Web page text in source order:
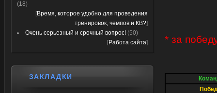
* за
(18)
[Время, которое удобно для проведения
тренировок, чемпов и КВ?]
Очень серьезный и срочный вопрос! (50)
[Работа сайта]
ЗАКЛАДКИ